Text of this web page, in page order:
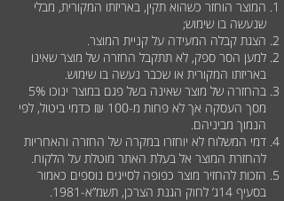
המוצר הוחזר כשהוא תקין, באריזתו המקורית, מבלי
שנעשה בו שימוש;
הצגת קבלה המעידה על קניית המוצר.
למען הסר ספק, לא תתקבל החזרה של מוצר שאינו
באריזתו המקורית או שכבר נעשה בו שימוש.
בהחזרה של מוצר שאינה בשל פגם במוצר ינוכו 5%
מסך העסקה אך לא פחות מ-100 ₪ כדמי ביטול, לפי
הנמוך מביניהם.
דמי המשלוח לא יוחזרו במקרה של החזרה והאחריות
להחזרת המוצר אל בעלת האתר מוטלת על הלקוח.
הזכות להחזיר מוצר כפופה לסייגים נוספים כאמור
בסעיף 14ג’ לחוק הגנת הצרכן, תשמ”א-1981.